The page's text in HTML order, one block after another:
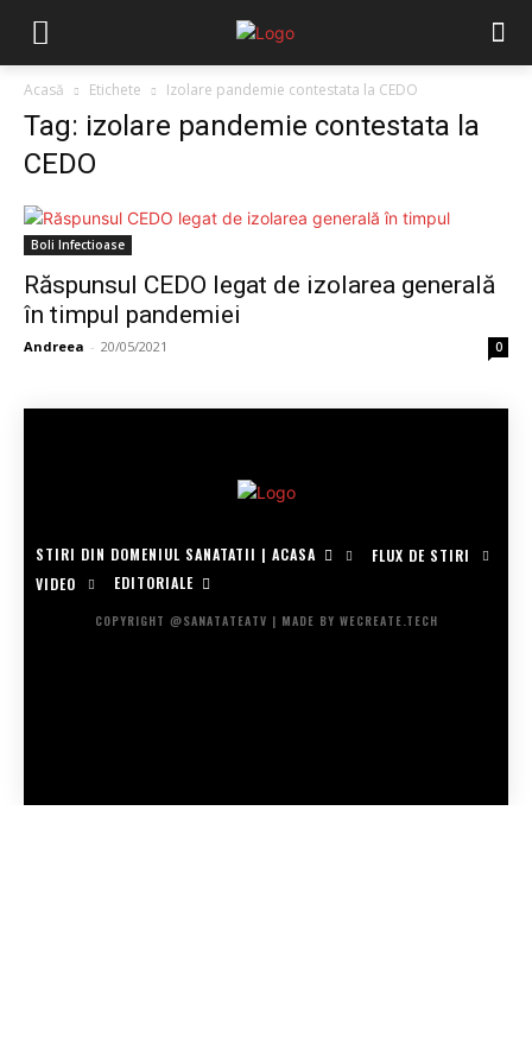
Acasă Etichete Izolare pandemie contestata la CEDO
Tag: izolare pandemie contestata la
CEDO
Boli Infectioase
Răspunsul CEDO legat de izolarea generală
în timpul pandemiei
Andreea - 20/05/2021 0
STIRI DIN DOMENIUL SANATATII | ACASA
FLUX DE STIRI
VIDEO
EDITORIALE
COPYRIGHT @SANATATEATV | MADE BY WECREATE.TECH